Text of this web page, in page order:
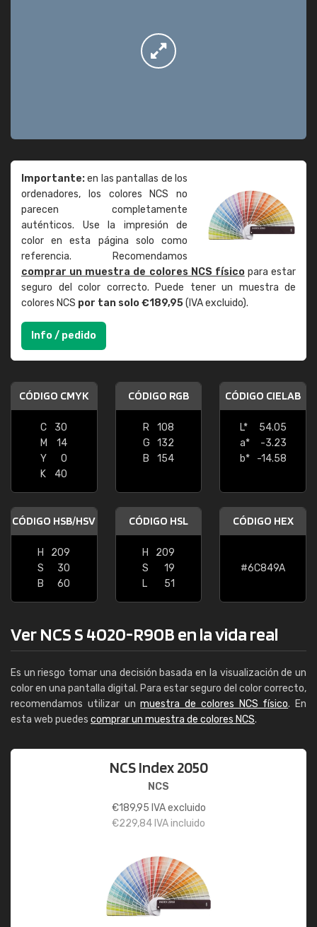
Importante:en las pantallas de los
ordenadores, los colores NCS no
parecen completamente
auténticos. Use la impresión de
color en esta página solo como
referencia. Recomendamos
comprar un muestra de colores NCS físicopara estar
seguro del color correcto. Puede tener un muestra de
colores NCS por tan solo €189,95(IVA excluido).
Info / pedido
CÓDIGO CMYK
C
30
M
14
Y
0
K
40
CÓDIGO RGB
R
108
G
132
B
154
CÓDIGO CIELAB
L*
54.05
a*
-3.23
b*
-14.58
CÓDIGO HSB/HSV
H
209
S
30
B
60
CÓDIGO HSL
H
209
S
19
L
51
CÓDIGO HEX
#6C849A
Ver NCS S 4020-R90B en la vida real
Es un riesgo tomar una decisión basada en la visualización de un
color en una pantalla digital. Para estar seguro del color correcto,
recomendamos utilizar unmuestra de colores NCS físico. En
esta web puedes comprar un muestra de colores NCS.
NCS Index 2050
NCS
€189,95 IVA excluido
€229,84 IVA incluido